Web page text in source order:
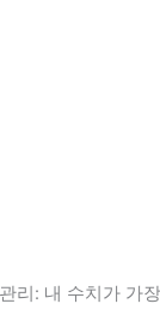
리: 내 수치가 가